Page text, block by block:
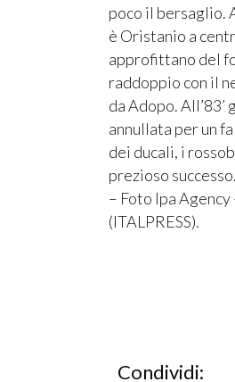
poco il bersaglio.
è Oristanio a
approfittano del
raddoppio con il
da Adopo.
annullata per un
dei ducali, i
prezioso successo.
– Foto Ipa Agency
(ITALPRESS).
Condividi: